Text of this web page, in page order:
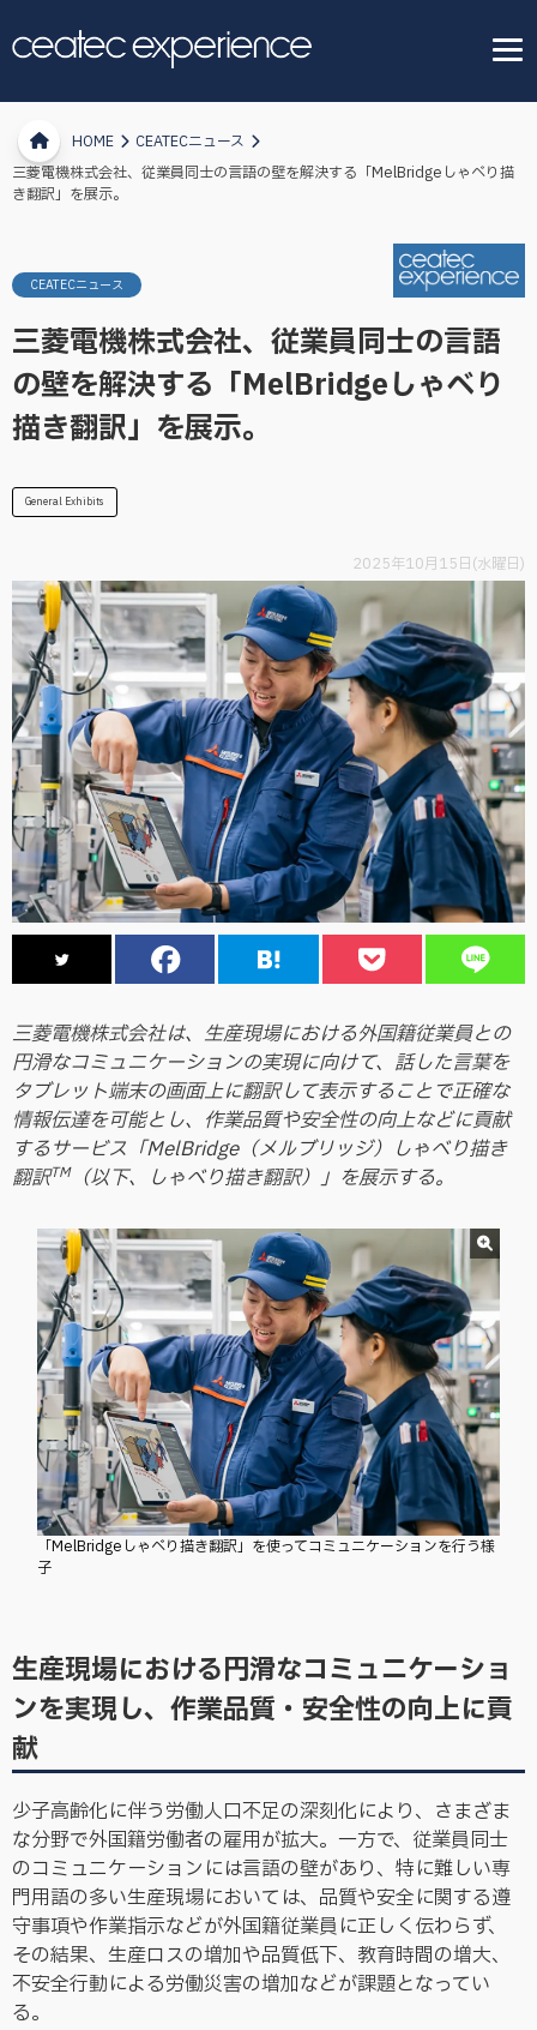
HOME
CEATECニュース
三菱電機株式会社、従業員同士の言語の壁を解決する「MelBridgeしゃべり描
き翻訳」を展示。
CEATECニュース
三菱電機株式会社、従業員同士の言語
の壁を解決する「MelBridgeしゃべり
描き翻訳」を展示。
General Exhibits
2025年10月15日(水曜日)
三菱電機株式会社は、生産現場における外国籍従業員との
円滑なコミュニケーションの実現に向けて、話した言葉を
タブレット端末の画面上に翻訳して表示することで正確な
情報伝達を可能とし、作業品質や安全性の向上などに貢献
するサービス「MelBridge（メルブリッジ）しゃべり描き
翻訳TM（以下、しゃべり描き翻訳）」を展示する。
「MelBridgeしゃべり描き翻訳」を使ってコミュニケーションを行う様
子
生産現場における円滑なコミュニケーショ
ンを実現し、作業品質・安全性の向上に貢
献
少子高齢化に伴う労働人口不足の深刻化により、さまざま
な分野で外国籍労働者の雇用が拡大。一方で、従業員同士
のコミュニケーションには言語の壁があり、特に難しい専
門用語の多い生産現場においては、品質や安全に関する遵
守事項や作業指示などが外国籍従業員に正しく伝わらず、
その結果、生産ロスの増加や品質低下、教育時間の増大、
不安全行動による労働災害の増加などが課題となってい
る。